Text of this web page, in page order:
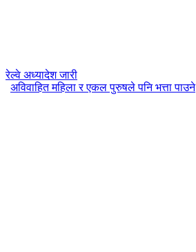
रेल्वे अध्यादेश जारी
अविवाहित महिला र एकल पुरुषले पनि भत्ता पाउने